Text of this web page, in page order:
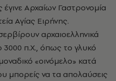
Αρχαίων Γαστρονομία
Αγίας Ειρήνης.
αρχαιοελληνικά
π.Χ., όπως το γλυκό
«οινόμελο» κατά
μπορείς να τα απολαύσεις